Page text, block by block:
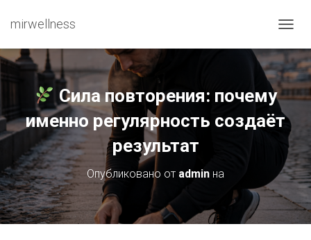
mirwellness
Сила повторения: почему
именно регулярность создаёт
результат
Опубликовано от admin на